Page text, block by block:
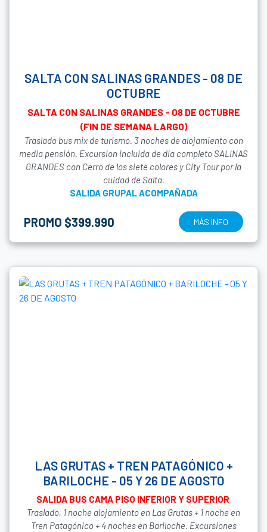
SALTA CON SALINAS GRANDES - 08 DE
OCTUBRE
SALTA CON SALINAS GRANDES - 08 DE OCTUBRE
(FIN DE SEMANA LARGO)
Traslado bus mix de turismo. 3 noches de alojamiento con
media pensión. Excursion incluida de dia completo SALINAS
GRANDES con Cerro de los siete colores y City Tour por la
cuidad de Salta.
SALIDA GRUPAL ACOMPAÑADA
PROMO $399.990 MÁS INFO
LAS GRUTAS + TREN PATAGÓNICO +
BARILOCHE - 05 Y 26 DE AGOSTO
SALIDA BUS CAMA PISO INFERIOR Y SUPERIOR
Traslado, 1 noche alojamiento en Las Grutas + 1 noche en
Tren Patagónico + 4 noches en Bariloche. Excursiones